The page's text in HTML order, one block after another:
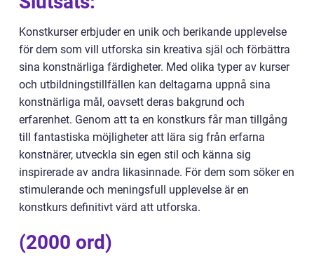
Konstkurser erbjuder en unik och berikande upplevelse
för dem som vill utforska sin kreativa själ och förbättra
sina konstnärliga färdigheter. Med olika typer av kurser
och utbildningstillfällen kan deltagarna uppnå sina
konstnärliga mål, oavsett deras bakgrund och
erfarenhet. Genom att ta en konstkurs får man tillgång
till fantastiska möjligheter att lära sig från erfarna
konstnärer, utveckla sin egen stil och känna sig
inspirerade av andra likasinnade. För dem som söker en
stimulerande och meningsfull upplevelse är en
konstkurs definitivt värd att utforska.
(2000 ord)